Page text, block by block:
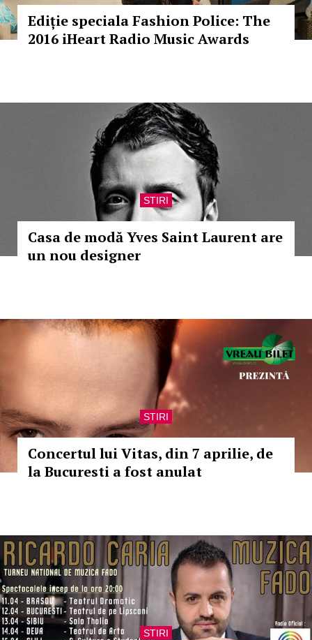
Ediție speciala Fashion Police: The
2016 iHeart Radio Music Awards
STIRI
Casa de modă Yves Saint Laurent are
un nou designer
STIRI
Concertul lui Vitas, din 7 aprilie, de
la Bucuresti a fost anulat
STIRI